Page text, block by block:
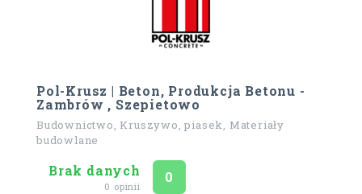
Pol-Krusz | Beton, Produkcja Betonu -
Zambrów , Szepietowo
Budownictwo, Kruszywo, piasek, Materiały
budowlane
Brak danych
0 opinii
Ocena
0